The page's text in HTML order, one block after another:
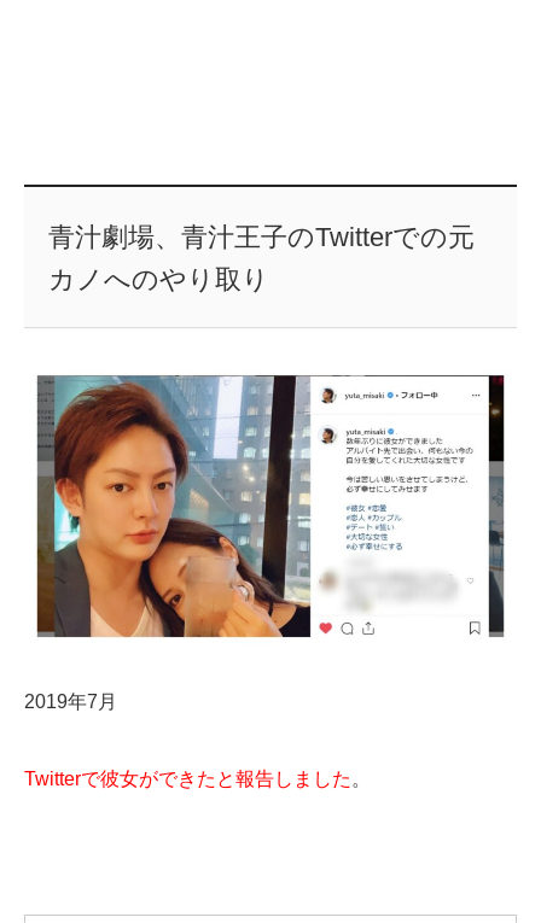
青汁劇場、青汁王子のTwitterでの元
カノへのやり取り
2019年7月
Twitterで彼女ができたと報告しました。